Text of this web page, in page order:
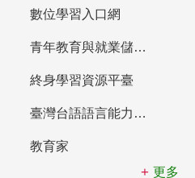
數位學習入口網
青年教育與就業儲蓄帳戶
終身學習資源平臺
臺灣台語語言能力認證網站
教育家
更多